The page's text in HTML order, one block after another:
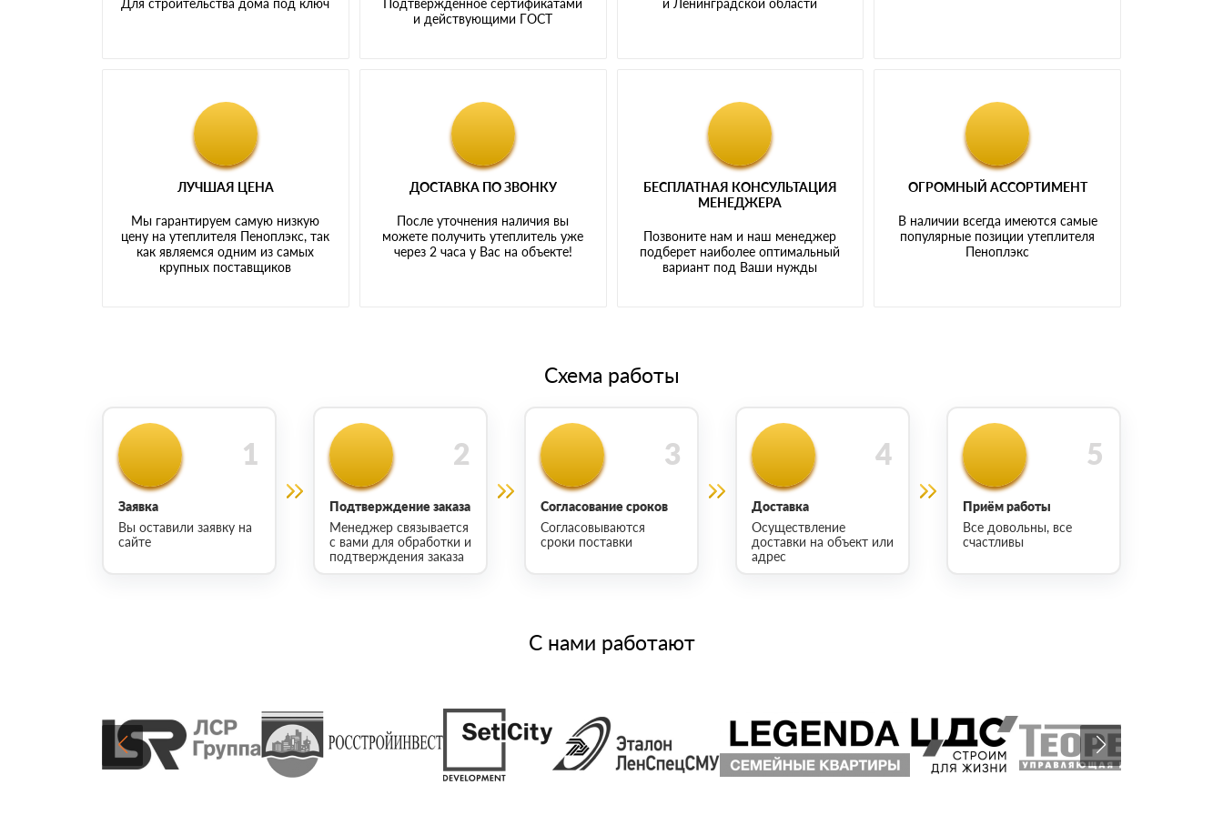
Для строительства дома под ключ
Подтвержденное сертификатами
и действующими ГОСТ
и Ленинградской области
ЛУЧШАЯ ЦЕНА
Мы гарантируем самую низкую
цену на утеплителя Пеноплэкс, так
как являемся одним из самых
крупных поставщиков
ДОСТАВКА ПО ЗВОНКУ
После уточнения наличия вы
можете получить утеплитель уже
через 2 часа у Вас на объекте!
БЕСПЛАТНАЯ КОНСУЛЬТАЦИЯ
МЕНЕДЖЕРА
Позвоните нам и наш менеджер
подберет наиболее оптимальный
вариант под Ваши нужды
ОГРОМНЫЙ АССОРТИМЕНТ
В наличии всегда имеются самые
популярные позиции утеплителя
Пеноплэкс
Схема работы
Заявка
Вы оставили заявку на
сайте
Подтверждение заказа
Менеджер связывается
с вами для обработки и
подтверждения заказа
Согласование сроков
Согласовываются
сроки поставки
Доставка
Осуществление
доставки на объект или
адрес
Приём работы
Все довольны, все
счастливы
С нами работают